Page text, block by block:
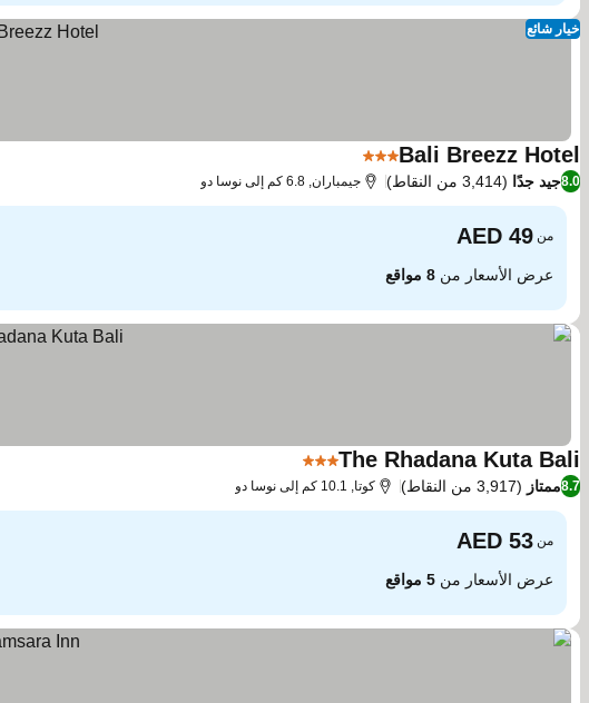
خيار شائع
Bali Breezz Hotel3 عدد النجوم
8.0جيد جدًا (3,414 من النقاط) جيمباران, 6.8 كم إلى نوسا دو
من
عرض الأسعار من 8 مواقع
The Rhadana Kuta Bali3 عدد النجوم
8.7ممتاز (3,917 من النقاط) كوتا, 10.1 كم إلى نوسا دو
من
عرض الأسعار من 5 مواقع